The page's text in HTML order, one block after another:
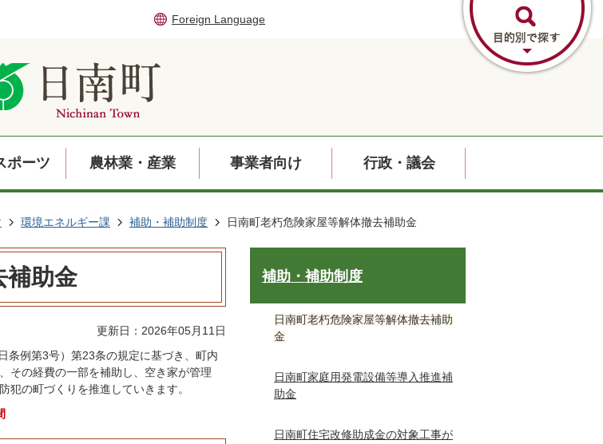
Foreign Language
ポーツ 農林業・産業 事業者向け 行政・議会
環境エネルギー課 補助・補助制度 日南町老朽危険家屋等解体撤去補助金
補助金
更新日：2026年05月11日
条例第3号）第23条の規定に基づき、町内
その経費の一部を補助し、空き家が管理
犯の町づくりを推進していきます。
補助・補助制度
日南町老朽危険家屋等解体撤去補助
金
日南町家庭用発電設備等導入推進補
助金
日南町住宅改修助成金の対象工事が